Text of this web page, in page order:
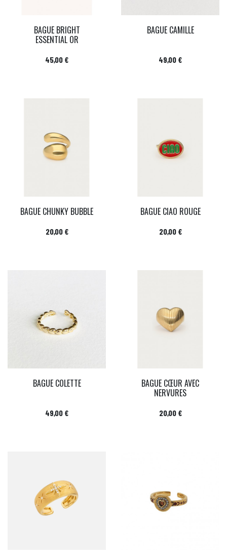
BAGUE BRIGHT
ESSENTIAL OR
Prix
45,00 €
BAGUE CAMILLE
Prix
49,00 €
BAGUE CHUNKY BUBBLE
Prix
20,00 €
BAGUE CIAO ROUGE
Prix
20,00 €
BAGUE COLETTE
Prix
49,00 €
BAGUE CŒUR AVEC
NERVURES
Prix
20,00 €